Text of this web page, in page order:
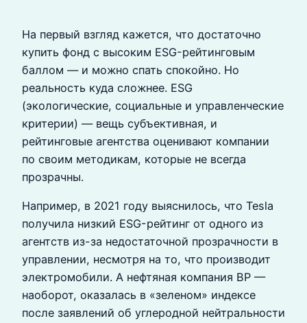
На первый взгляд кажется, что достаточно
купить фонд с высоким ESG-рейтинговым
баллом — и можно спать спокойно. Но
реальность куда сложнее. ESG
(экологические, социальные и управленческие
критерии) — вещь субъективная, и
рейтинговые агентства оценивают компании
по своим методикам, которые не всегда
прозрачны.
Например, в 2021 году выяснилось, что Tesla
получила низкий ESG-рейтинг от одного из
агентств из-за недостаточной прозрачности в
управлении, несмотря на то, что производит
электромобили. А нефтяная компания BP —
наоборот, оказалась в «зеленом» индексе
после заявлений об углеродной нейтральности